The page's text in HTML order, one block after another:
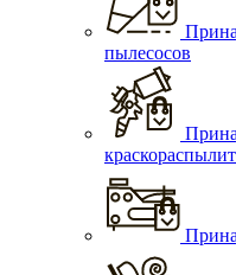
пылесосов